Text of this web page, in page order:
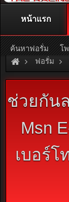
ติดต่อลงโฆษณา
หรื
ฟอรั่ม
Mitsubishi Car
ช่วยกัน
Msn
เบอร์
หน้าแรก
ค้นหาฟอรั่ม โ